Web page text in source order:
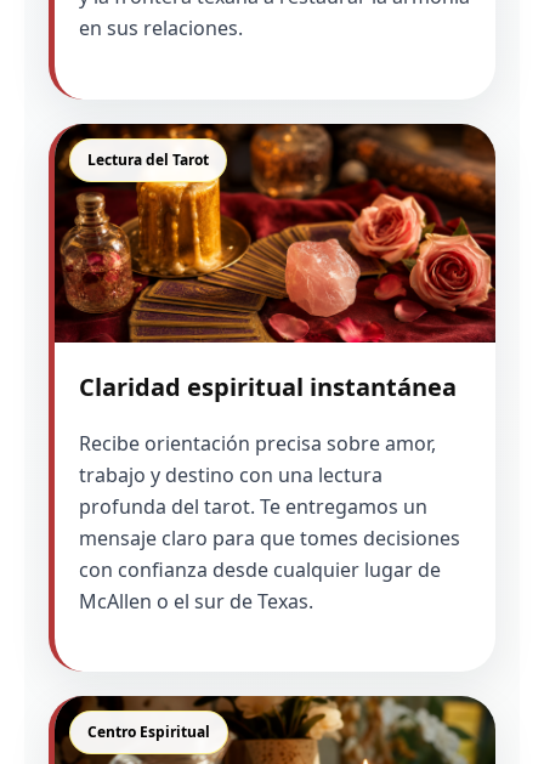
en sus relaciones.
Lectura del Tarot
Claridad espiritual instantánea
Recibe orientación precisa sobre amor,
trabajo y destino con una lectura
profunda del tarot. Te entregamos un
mensaje claro para que tomes decisiones
con confianza desde cualquier lugar de
McAllen o el sur de Texas.
Centro Espiritual